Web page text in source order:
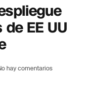
EE UU
hay comentarios